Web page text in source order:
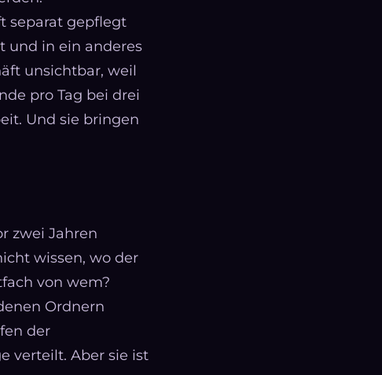
separat gepflegt
und in ein anderes
unsichtbar, weil
pro Tag bei drei
Und sie bringen
zwei Jahren
wissen, wo der
von wem?
Ordnern
der
verteilt. Aber sie ist